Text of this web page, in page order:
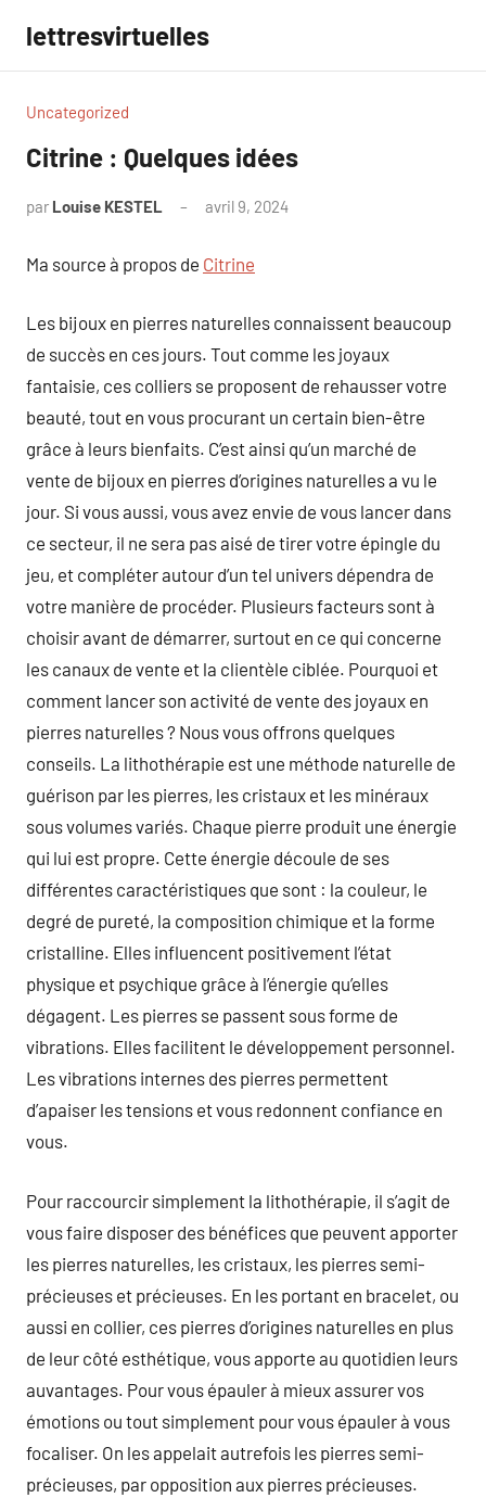
contenu
lettresvirtuelles
Uncategorized
Citrine : Quelques idées
par Louise KESTEL avril 9, 2024
Ma source à propos de Citrine
Les bijoux en pierres naturelles connaissent beaucoup
de succès en ces jours. Tout comme les joyaux
fantaisie, ces colliers se proposent de rehausser votre
beauté, tout en vous procurant un certain bien-être
grâce à leurs bienfaits. C’est ainsi qu’un marché de
vente de bijoux en pierres d’origines naturelles a vu le
jour. Si vous aussi, vous avez envie de vous lancer dans
ce secteur, il ne sera pas aisé de tirer votre épingle du
jeu, et compléter autour d’un tel univers dépendra de
votre manière de procéder. Plusieurs facteurs sont à
choisir avant de démarrer, surtout en ce qui concerne
les canaux de vente et la clientèle ciblée. Pourquoi et
comment lancer son activité de vente des joyaux en
pierres naturelles ? Nous vous offrons quelques
conseils. La lithothérapie est une méthode naturelle de
guérison par les pierres, les cristaux et les minéraux
sous volumes variés. Chaque pierre produit une énergie
qui lui est propre. Cette énergie découle de ses
différentes caractéristiques que sont : la couleur, le
degré de pureté, la composition chimique et la forme
cristalline. Elles influencent positivement l’état
physique et psychique grâce à l’énergie qu’elles
dégagent. Les pierres se passent sous forme de
vibrations. Elles facilitent le développement personnel.
Les vibrations internes des pierres permettent
d’apaiser les tensions et vous redonnent confiance en
vous.
Pour raccourcir simplement la lithothérapie, il s’agit de
vous faire disposer des bénéfices que peuvent apporter
les pierres naturelles, les cristaux, les pierres semi-
précieuses et précieuses. En les portant en bracelet, ou
aussi en collier, ces pierres d’origines naturelles en plus
de leur côté esthétique, vous apporte au quotidien leurs
auvantages. Pour vous épauler à mieux assurer vos
émotions ou tout simplement pour vous épauler à vous
focaliser. On les appelait autrefois les pierres semi-
précieuses, par opposition aux pierres précieuses.